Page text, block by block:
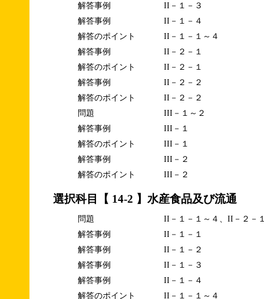
解答事例
II－１－３
解答事例
II－１－４
解答のポイント
II－１－１～４
解答事例
II－２－１
解答のポイント
II－２－１
解答事例
II－２－２
解答のポイント
II－２－２
問題
III－１～２
解答事例
III－１
解答のポイント
III－１
解答事例
III－２
解答のポイント
III－２
選択科目【 14-2 】水産食品及び流通
問題
II－１－１～４、II－２－
解答事例
II－１－１
解答事例
II－１－２
解答事例
II－１－３
解答事例
II－１－４
解答のポイント
II－１－１～４